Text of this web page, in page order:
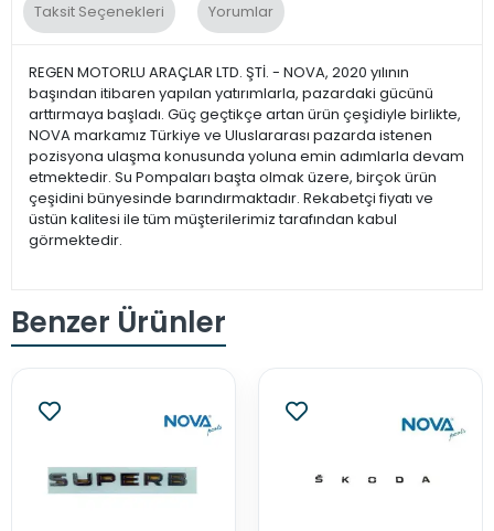
Taksit Seçenekleri Yorumlar
REGEN MOTORLU ARAÇLAR LTD. ŞTİ. - NOVA, 2020 yılının
başından itibaren yapılan yatırımlarla, pazardaki gücünü
arttırmaya başladı. Güç geçtikçe artan ürün çeşidiyle birlikte,
NOVA markamız Türkiye ve Uluslararası pazarda istenen
pozisyona ulaşma konusunda yoluna emin adımlarla devam
etmektedir. Su Pompaları başta olmak üzere, birçok ürün
çeşidini bünyesinde barındırmaktadır. Rekabetçi fiyatı ve
üstün kalitesi ile tüm müşterilerimiz tarafından kabul
görmektedir.
Benzer Ürünler